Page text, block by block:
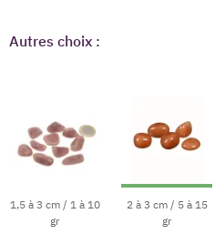
Autres choix :
1,5 à 3 cm / 1 à 10
gr
2 à 3 cm / 5 à 15
gr